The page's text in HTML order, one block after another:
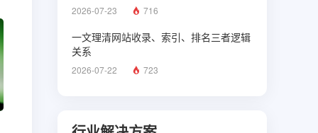
2026-07-23 716
一文理清网站收录、索引、排名三者逻辑
关系
2026-07-22 723